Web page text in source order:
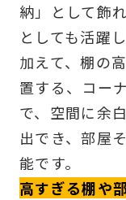
納」として飾
としても活躍し
加えて、棚の
置する、コー
で、空間に余
出でき、部屋
能です。
高すぎる棚や